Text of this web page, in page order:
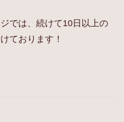
では、続けて10日以上の
ております！